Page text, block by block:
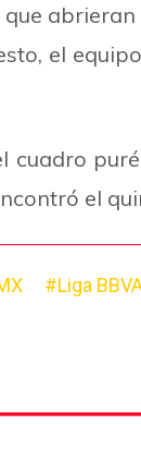
el
cuadro
el
#Liga